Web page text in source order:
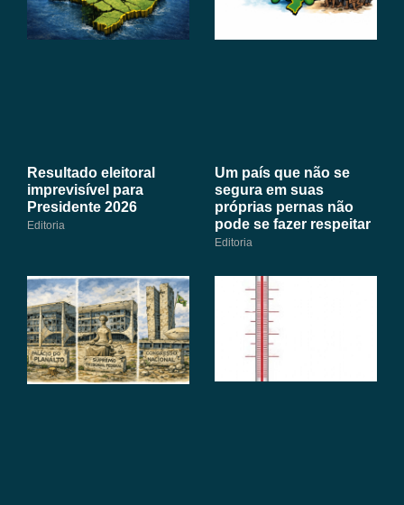
Resultado eleitoral
imprevisível para
Presidente 2026
Editoria
Um país que não se
segura em suas
próprias pernas não
pode se fazer respeitar
Editoria